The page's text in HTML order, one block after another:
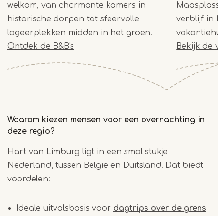
welkom, van charmante kamers in
historische dorpen tot sfeervolle
logeerplekken midden in het groen.
Ontdek de B&B's
verblijf in
Bekijk de
Waarom kiezen mensen voor een overnachting in
deze regio?
Hart van Limburg ligt in een smal stukje
Nederland, tussen België en Duitsland. Dat biedt
voordelen:
Ideale uitvalsbasis voor dagtrips over de grens